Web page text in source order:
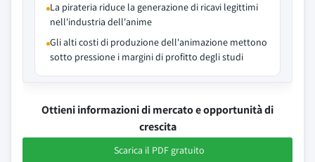
La pirateria riduce la generazione di ricavi legittimi
nell'industria dell'anime
Gli alti costi di produzione dell'animazione mettono
sotto pressione i margini di profitto degli studi
Ottieni informazioni di mercato e opportunità di
crescita
Scarica il PDF gratuito